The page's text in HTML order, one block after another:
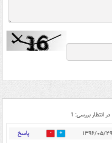
در انتظار بررسی: 1
59 پاسخ